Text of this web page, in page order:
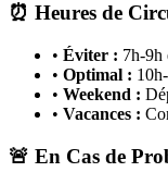
⏰ Heures de
• Éviter : 7h-9h
• Optimal :
• Weekend :
• Vacances :
🚨 En Cas de